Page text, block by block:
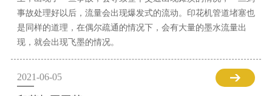
事故处理好以后，流量会出现爆发式的流动。印花机管道堵塞也
是同样的道理，在偶尔疏通的情况下，会有大量的墨水流量出
现，就会出现飞墨的情况。
2021-06-05